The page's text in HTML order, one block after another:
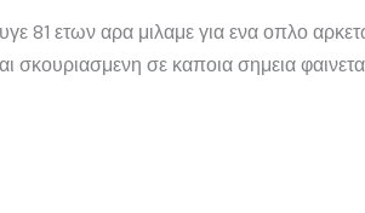
81 ετων αρα μιλαμε για ενα οπλο
σε καποια σημεια